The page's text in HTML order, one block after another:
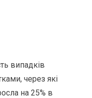
випадків
через які
на 25% в